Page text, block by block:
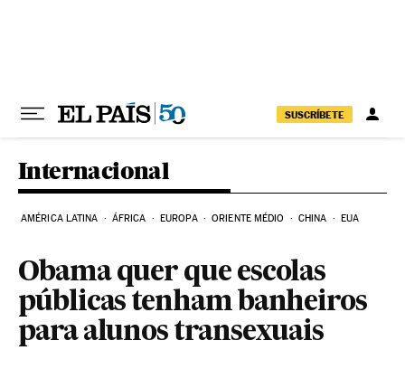
SUSCRÍBETE
Internacional
AMÉRICA LATINA ÁFRICA EUROPA ORIENTE MÉDIO CHINA EUA
Obama quer que escolas
públicas tenham banheiros
para alunos transexuais